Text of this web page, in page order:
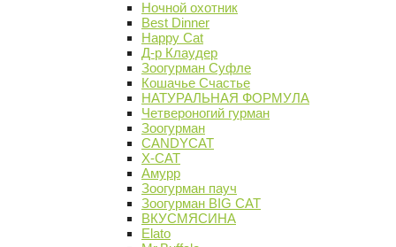
Ночной охотник
Best Dinner
Happy Cat
Д-р Клаудер
Зоогурман Суфле
Кошачье Счастье
НАТУРАЛЬНАЯ ФОРМУЛА
Четвероногий гурман
Зоогурман
CANDYCAT
X-CAT
Амурр
Зоогурман пауч
Зоогурман BIG CAT
ВКУСМЯСИНА
Elato